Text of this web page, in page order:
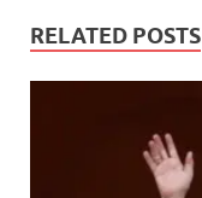
RELATED POSTS